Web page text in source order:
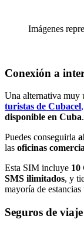
Imágenes
Conexión a
Una alternativa muy
turistas de Cubacel,
disponible en Cuba.
Puedes conseguirla
las oficinas
Esta SIM incluye 10
SMS ilimitados, y
mayoría de estancias
Seguros de